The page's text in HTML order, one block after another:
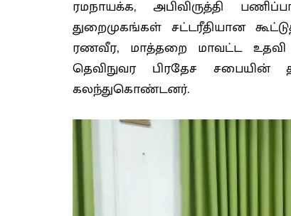
ரமநாயக்க, அபிவிருத்தி
துறைமுகங்கள் சட்டரீதியான
ரணவீர, மாத்தறை மாவட்ட உதவி
தெவிநுவர பிரதேச
கலந்துகொண்டனர்.